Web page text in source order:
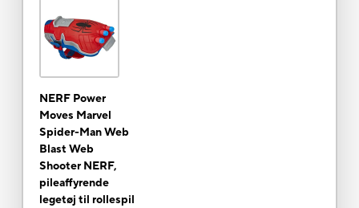
NERF Power
Moves Marvel
Spider-Man Web
Blast Web
Shooter NERF,
pileaffyrende
legetøj til rollespil